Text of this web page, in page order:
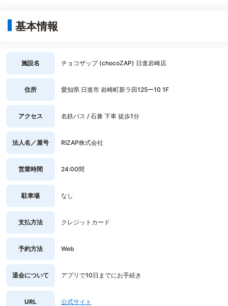
基本情報
施設名 チョコザップ (chocoZAP) 日進岩崎店
住所 愛知県 日進市 岩崎町新ラ田125ー10 1F
アクセス 名鉄バス / 石兼 下車 徒歩1分
法人名／屋号 RIZAP株式会社
営業時間 24:00間
駐車場 なし
支払方法 クレジットカード
予約方法 Web
退会について アプリで10日までにお手続き
URL 公式サイト